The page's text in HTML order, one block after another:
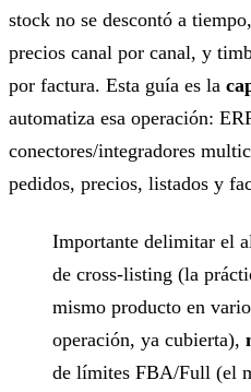
stock no se descontó a
precios canal por canal, y
por factura. Esta guía es la
automatiza esa operación:
conectores/integradores
pedidos, precios, listados y
Importante delimitar el
de cross-listing (la
mismo producto en
operación, ya cubierta),
de límites FBA/Full (el